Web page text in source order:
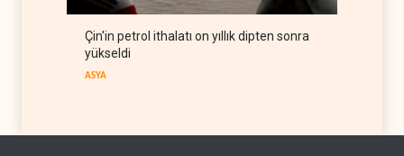
Çin'in petrol ithalatı on yıllık dipten sonra
yükseldi
ASYA